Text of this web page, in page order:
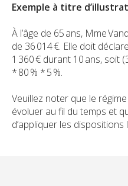
Exemple à titre
À l’âge de 65 ans, Mme
de 36 014 €. Elle doit
1 360 € durant 10 ans, soit
* 80 % * 5 %.
Veuillez noter que le
évoluer au fil du temps et
d’appliquer les dispositions